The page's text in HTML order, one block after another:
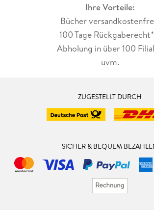
Ihre Vorteile:
Bücher
100 Tage
Abholung in über 100
uvm.
ZUGESTELLT DURCH
SICHER & BEQUEM